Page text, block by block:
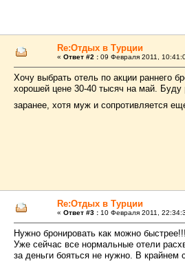
Re:Отдых в Турции
« Ответ #2 : 09 Февраля 2011,
Хочу выбрать отель по акции раннего
хорошей цене 30-40 тысяч на май. Буду
заранее, хотя муж и сопротивляется
Re:Отдых в Турции
« Ответ #3 : 10 Февраля 2011,
Нужно бронировать как можно
Уже сейчас все нормальные отели
за деньги бояться не нужно. В